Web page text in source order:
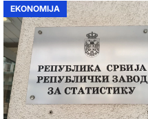
EKONOMIJA